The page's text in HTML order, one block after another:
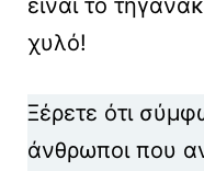
είναι το
χυλό!
Ξέρετε ότι
άνθρωποι που